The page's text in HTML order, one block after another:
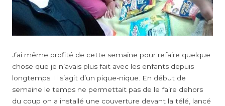
J’ai même profité de cette semaine pour refaire quelque
chose que je n’avais plus fait avec les enfants depuis
longtemps. Il s’agit d’un pique-nique. En début de
semaine le temps ne permettait pas de le faire dehors
du coup on a installé une couverture devant la télé, lancé